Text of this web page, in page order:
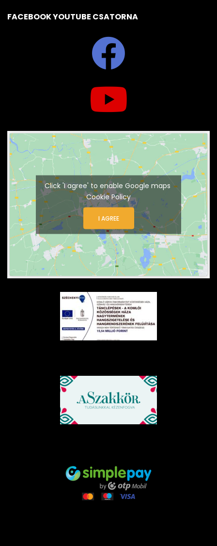
FACEBOOK YOUTUBE CSATORNA
Click 'I agree' to enable Google maps
Cookie Policy
I AGREE